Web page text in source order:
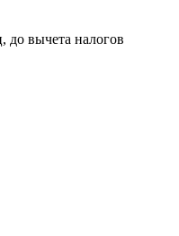
до вычета налогов